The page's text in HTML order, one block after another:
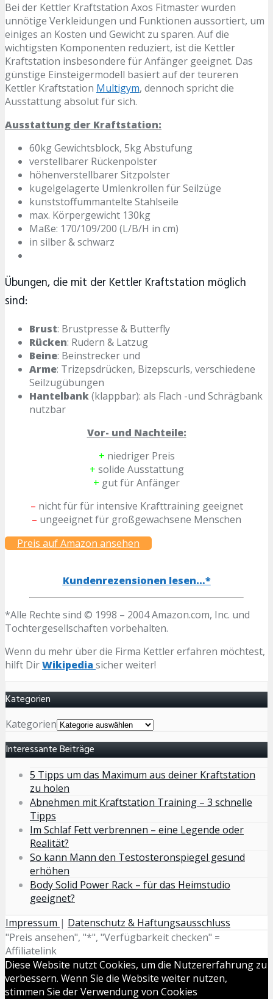
Bei der Kettler Kraftstation Axos Fitmaster wurden
unnötige Verkleidungen und Funktionen aussortiert, um
einiges an Kosten und Gewicht zu sparen. Auf die
wichtigsten Komponenten reduziert, ist die Kettler
Kraftstation insbesondere für Anfänger geeignet. Das
günstige Einsteigermodell basiert auf der teureren
Kettler Kraftstation Multigym, dennoch spricht die
Ausstattung absolut für sich.
Ausstattung der Kraftstation:
60kg Gewichtsblock, 5kg Abstufung
verstellbarer Rückenpolster
höhenverstellbarer Sitzpolster
kugelgelagerte Umlenkrollen für Seilzüge
kunststoffummantelte Stahlseile
max. Körpergewicht 130kg
Maße: 170/109/200 (L/B/H in cm)
in silber & schwarz
Übungen, die mit der Kettler Kraftstation möglich
sind:
Brust: Brustpresse & Butterfly
Rücken: Rudern & Latzug
Beine: Beinstrecker und
Arme: Trizepsdrücken, Bizepscurls, verschiedene
Seilzugübungen
Hantelbank(klappbar): als Flach -und Schrägbank
nutzbar
Vor- und Nachteile:
+ niedriger Preis
+ solide Ausstattung
+ gut für Anfänger
– nicht für für intensive Krafttraining geeignet
– ungeeignet für großgewachsene Menschen
Preis auf Amazon ansehen
Kundenrezensionen lesen…*
*Alle Rechte sind © 1998 – 2004 Amazon.com, Inc. und
Tochtergesellschaften vorbehalten.
Wenn du mehr über die Firma Kettler erfahren möchtest,
hilft DirWikipediasicher weiter!
Kategorien
Kategorien
Interessante Beiträge
5 Tipps um das Maximum aus deiner Kraftstation
zu holen
Abnehmen mit Kraftstation Training – 3 schnelle
Tipps
Im Schlaf Fett verbrennen – eine Legende oder
Realität?
So kann Mann den Testosteronspiegel gesund
erhöhen
Body Solid Power Rack – für das Heimstudio
geeignet?
Impressum | Datenschutz & Haftungsausschluss
"Preis ansehen", "*", "Verfügbarkeit checken" =
Affiliatelink
Diese Website nutzt Cookies, um die Nutzererfahrung zu
verbessern. Wenn Sie die Website weiter nutzen,
stimmen Sie der Verwendung von Cookies